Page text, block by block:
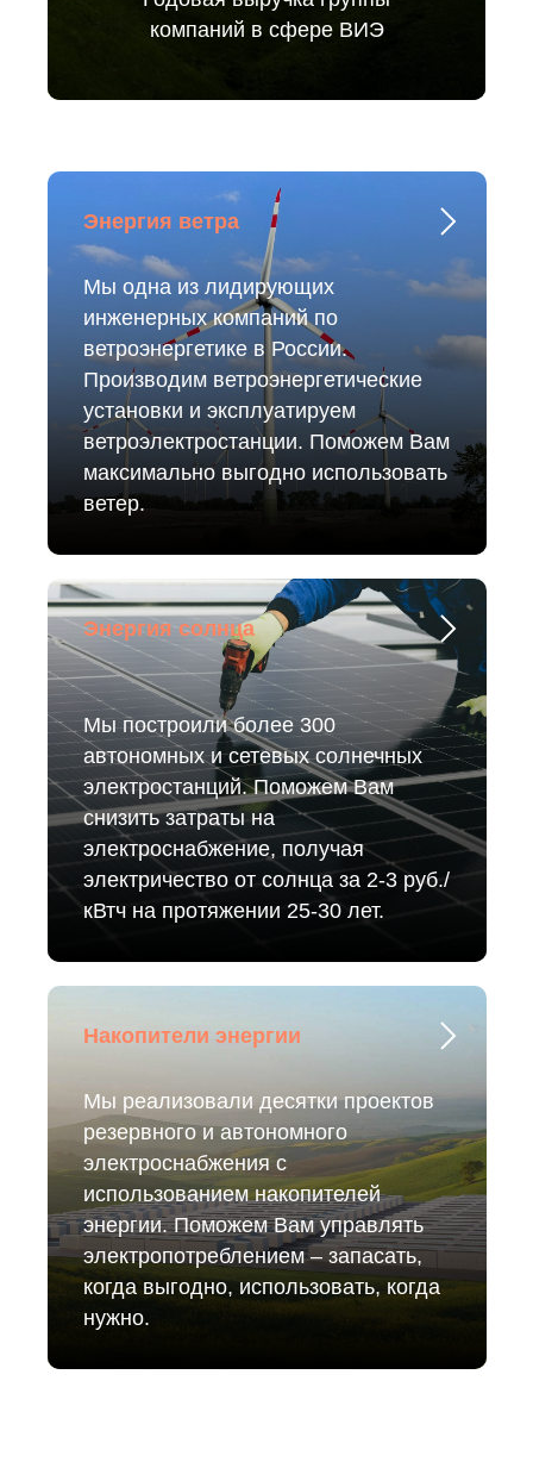
компаний в сфере ВИЭ
Энергия ветра
Мы одна из лидирующих
инженерных компаний по
ветроэнергетике в России.
Производим ветроэнергетические
установки и эксплуатируем
ветроэлектростанции. Поможем Вам
максимально выгодно использовать
ветер.
Энергия солнца
Мы построили более 300
автономных и сетевых солнечных
электростанций. Поможем Вам
снизить затраты на
электроснабжение, получая
электричество от солнца за 2-3 руб./
кВтч на протяжении 25-30 лет.
Накопители энергии
Мы реализовали десятки проектов
резервного и автономного
электроснабжения с
использованием накопителей
энергии. Поможем Вам управлять
электропотреблением – запасать,
когда выгодно, использовать, когда
нужно.